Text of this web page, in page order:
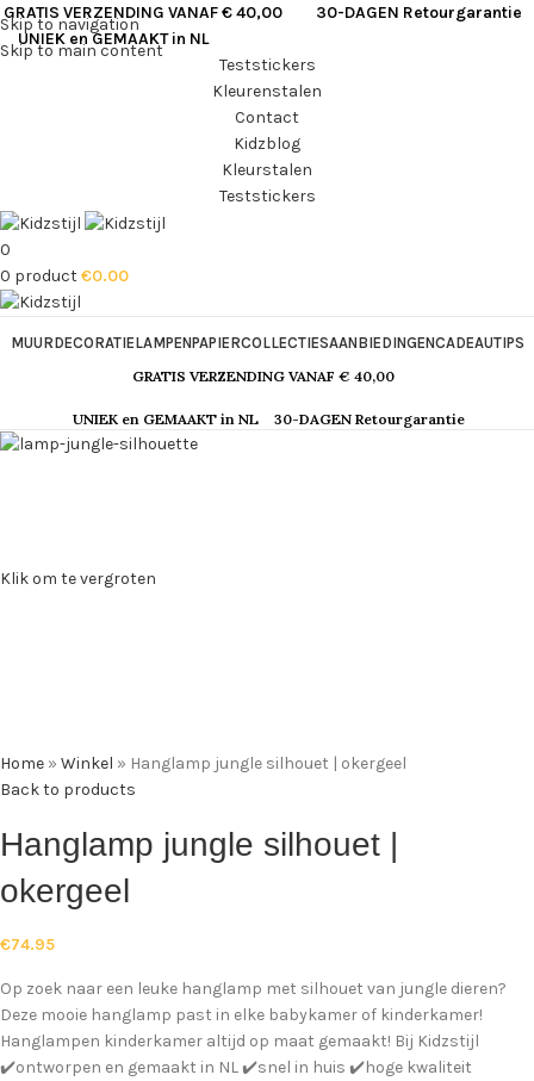
Skip to navigation
Skip to main content
GRATIS VERZENDING VANAF € 40,00
30-DAGEN Retourgarantie
UNIEK en GEMAAKT in NL
Teststickers
Kleurenstalen
Contact
Kidzblog
Kleurstalen
Teststickers
0
0 product€0.00
MUURDECORATIELAMPENPAPIERCOLLECTIESAANBIEDINGENCADEAUTIPS
GRATIS VERZENDING VANAF € 40,00
UNIEK en GEMAAKT in NL 30-DAGEN Retourgarantie
Klik om te vergroten
Home » Winkel » Hanglamp jungle silhouet | okergeel
Back to products
Hanglamp jungle silhouet |
okergeel
€74.95
Op zoek naar een leuke hanglamp met silhouet van jungle dieren?
Deze mooie hanglamp past in elke babykamer of kinderkamer!
Hanglampen kinderkamer altijd op maat gemaakt! Bij Kidzstijl
✔️ontworpen en gemaakt in NL ✔️snel in huis ✔️hoge kwaliteit